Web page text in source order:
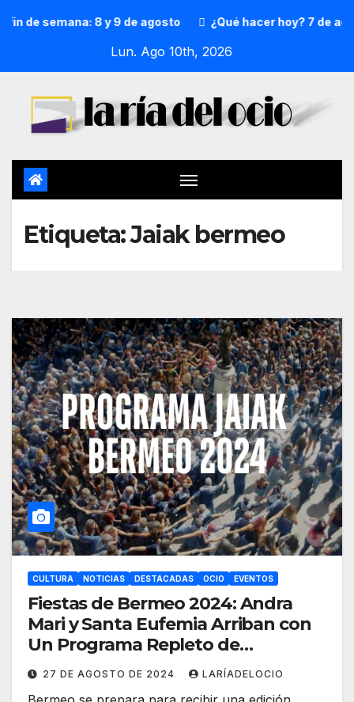
de semana: 8 y 9 de agosto ¿Qué hacer hoy? 7 de
Lun. Ago 10th, 2026
Etiqueta:Jaiak bermeo
CULTURA NOTICIAS DESTACADAS OCIO EVENTOS
Fiestas de Bermeo 2024: Andra
Mari y Santa Eufemia Arriban con
Un Programa Repleto de
Actividades
27 DE AGOSTO DE 2024 LARÍADELOCIO